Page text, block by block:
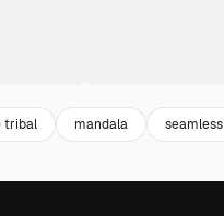
tribal mandala seamless